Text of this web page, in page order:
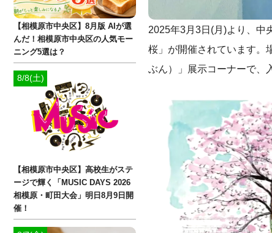
2025年3月3日(月)より、中
桜」が開催されています。
ぶん）」展示コーナーで、
【相模原市中央区】8月版 AIが選
んだ！相模原市中央区の人気モー
ニング5選は？
8/8(土)
【相模原市中央区】高校生がステ
ージで輝く「MUSIC DAYS 2026
相模原・町田大会」明日8月9日開
催！